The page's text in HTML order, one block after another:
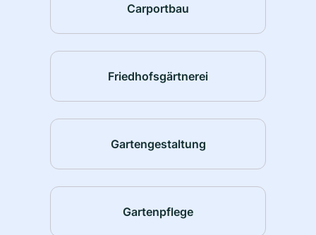
Carportbau
Friedhofsgärtnerei
Gartengestaltung
Gartenpflege